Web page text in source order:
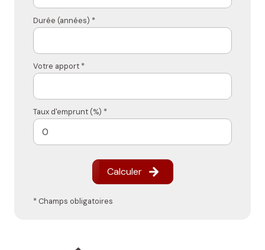
Durée (années) *
Votre apport *
Taux d'emprunt (%) *
Calculer
* Champs obligatoires